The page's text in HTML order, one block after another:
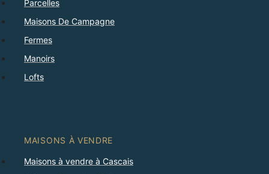
Parcelles
Maisons De Campagne
Fermes
Manoirs
Lofts
MAISONS À VENDRE
Maisons à vendre à Cascais